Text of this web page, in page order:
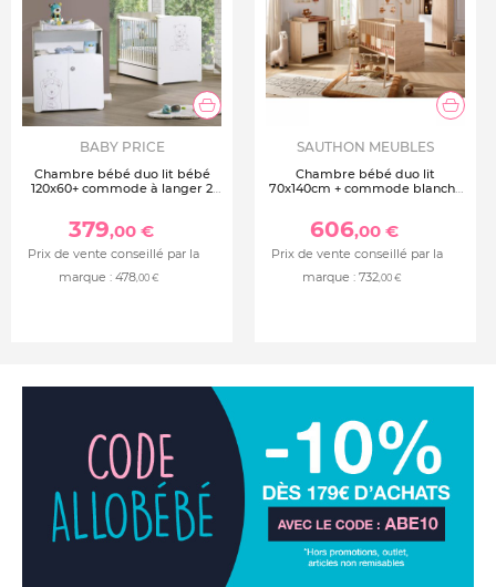
Garantie 2 ans
Conforme aux normes EN 12221 : 2008 + A1 : 2013 et EN
716-1
BABY PRICE
Chambre bébé duo lit bébé
120x60+ commode à langer 2
379,00 €
Prix de vente conseillé par la
marque : 478,00 €
SAUTHON MEUBLES
Chambre bébé duo lit
70x140cm + commode blanche
606,00 €
Prix de vente conseillé par la
marque : 732,00 €